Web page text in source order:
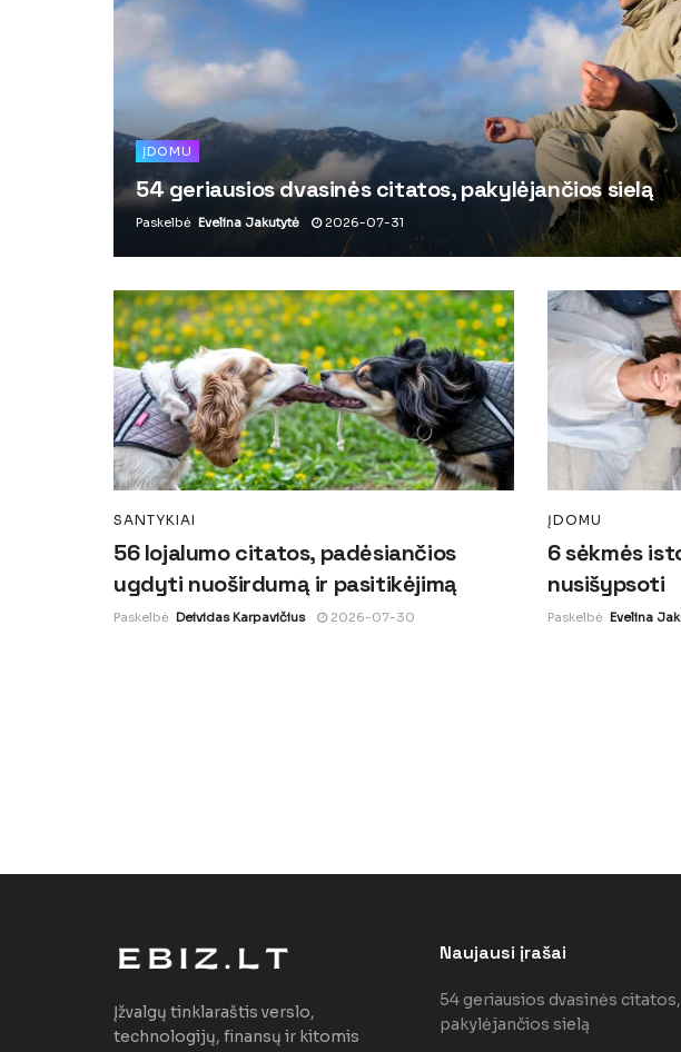
ĮDOMU
54 geriausios dvasinės citatos, pakylėjančios sielą
Paskelbė Evelina Jakutytė 2026-07-31
SANTYKIAI
56 lojalumo citatos, padėsiančios
ugdyti nuoširdumą ir pasitikėjimą
Paskelbė Deividas Karpavičius 2026-07-30
ĮDOMU
6 sėkmės
nusišypsoti
Paskelbė Evelina
Įžvalgų tinklaraštis verslo,
technologijų, finansų ir kitomis
Naujausi įrašai
54 geriausios dvasinės citatos,
pakylėjančios sielą